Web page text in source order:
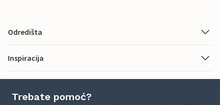
Odredišta
Inspiracija
Trebate pomoć?